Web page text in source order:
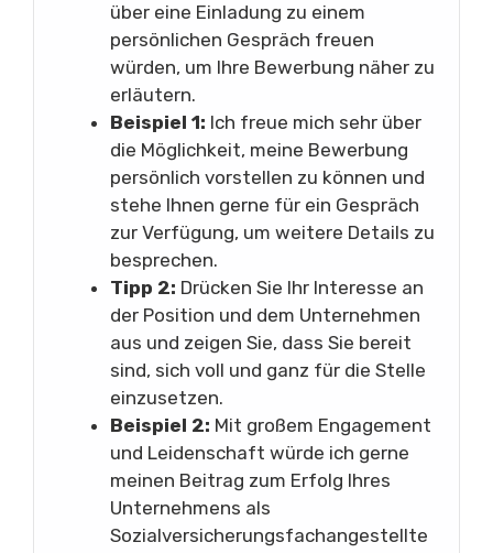
über eine Einladung zu einem
persönlichen Gespräch freuen
würden, um Ihre Bewerbung näher zu
erläutern.
Beispiel 1: Ich freue mich sehr über
die Möglichkeit, meine Bewerbung
persönlich vorstellen zu können und
stehe Ihnen gerne für ein Gespräch
zur Verfügung, um weitere Details zu
besprechen.
Tipp 2: Drücken Sie Ihr Interesse an
der Position und dem Unternehmen
aus und zeigen Sie, dass Sie bereit
sind, sich voll und ganz für die Stelle
einzusetzen.
Beispiel 2: Mit großem Engagement
und Leidenschaft würde ich gerne
meinen Beitrag zum Erfolg Ihres
Unternehmens als
Sozialversicherungsfachangestellte